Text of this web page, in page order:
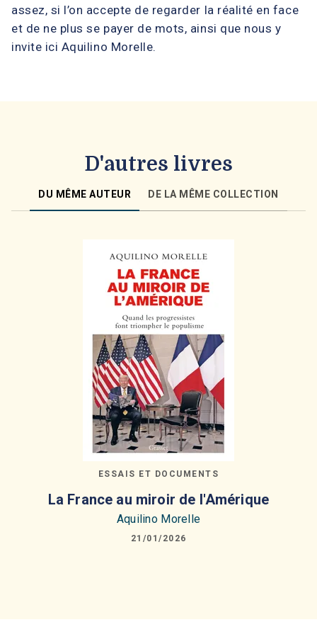
assez, si l’on accepte de regarder la réalité en face
et de ne plus se payer de mots, ainsi que nous y
invite ici Aquilino Morelle.
D'autres livres
DU MÊME AUTEUR DE LA MÊME COLLECTION
ESSAIS ET DOCUMENTS
La France au miroir de l'Amérique
Aquilino Morelle
21/01/2026